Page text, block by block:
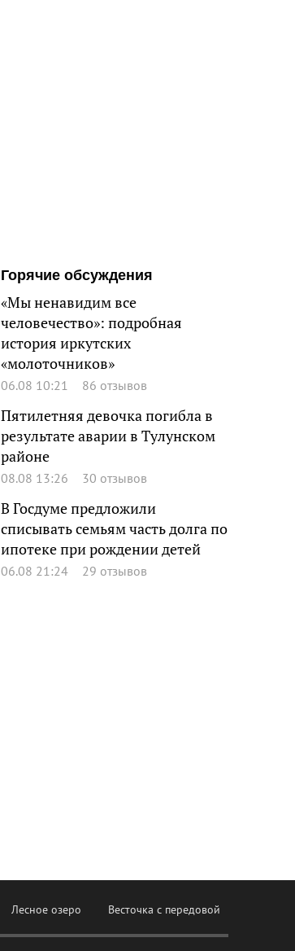
Горячие обсуждения
«Мы ненавидим все
человечество»: подробная
история иркутских
«молоточников»
06.08 10:21 86 отзывов
Пятилетняя девочка погибла в
результате аварии в Тулунском
районе
08.08 13:26 30 отзывов
В Госдуме предложили
списывать семьям часть долга по
ипотеке при рождении детей
06.08 21:24 29 отзывов
Лесное озеро Весточка с передовой